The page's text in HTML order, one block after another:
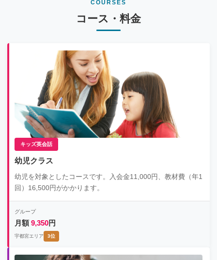
COURSES
コース・料金
キッズ英会話
幼児クラス
幼児を対象としたコースです。入会金11,000円、教材費（年1
回）16,500円がかかります。
グループ
月額9,350円
宇都宮エリア 3位